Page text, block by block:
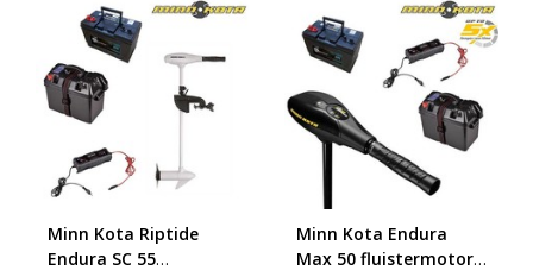
Minn Kota Riptide
Endura SC 55
Minn Kota Endura
Max 50 fluistermotor